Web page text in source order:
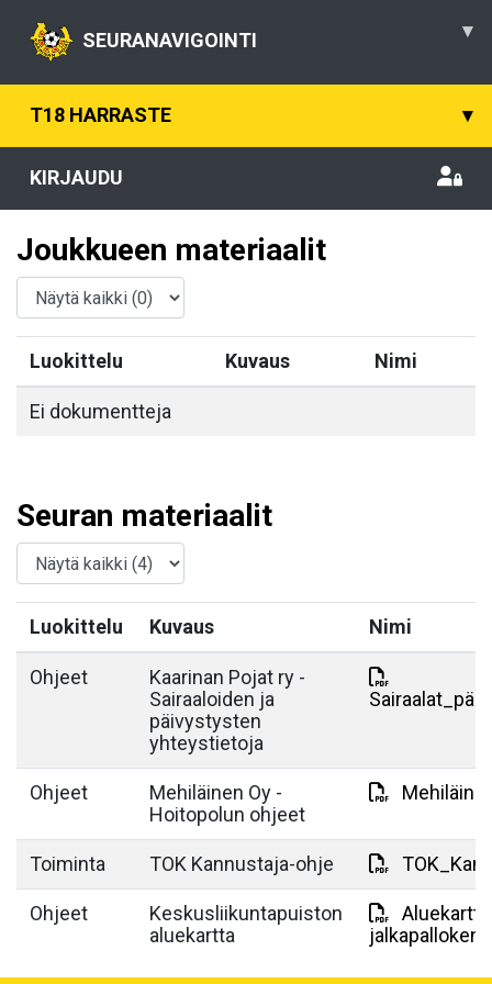
SEURANAVIGOINTI ▾
T18 HARRASTE ▾
KIRJAUDU
Joukkueen materiaalit
Luokittelu Kuvaus Nimi
Ei dokumentteja
Seuran materiaalit
Luokittelu Kuvaus Nimi
Ohjeet
Kaarinan Pojat ry -
Sairaaloiden ja
päivystysten
yhteystietoja
Ohjeet
Mehiläinen Oy -
Hoitopolun ohjeet
Toiminta TOK Kannustaja-ohje
Ohjeet
Keskusliikuntapuiston
aluekartta